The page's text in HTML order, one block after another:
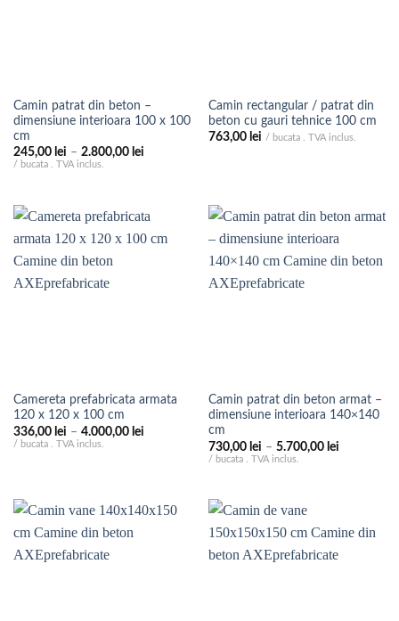
Camin patrat din beton –
dimensiune interioara 100 x 100
cm
245,00 lei – 2.800,00 leiInterval
la
2.800,00 lei
/ bucata . TVA inclus.
Camin rectangular / patrat din
beton cu gauri tehnice 100 cm
763,00 lei / bucata . TVA inclus.
Camereta prefabricata armata
120 x 120 x 100 cm
336,00 lei – 4.000,00 leiInterval
/ bucata . TVA inclus.
Camin patrat din beton armat –
dimensiune interioara 140×140
cm
730,00 lei – 5.700,00 leiInterval
/ bucata . TVA inclus.